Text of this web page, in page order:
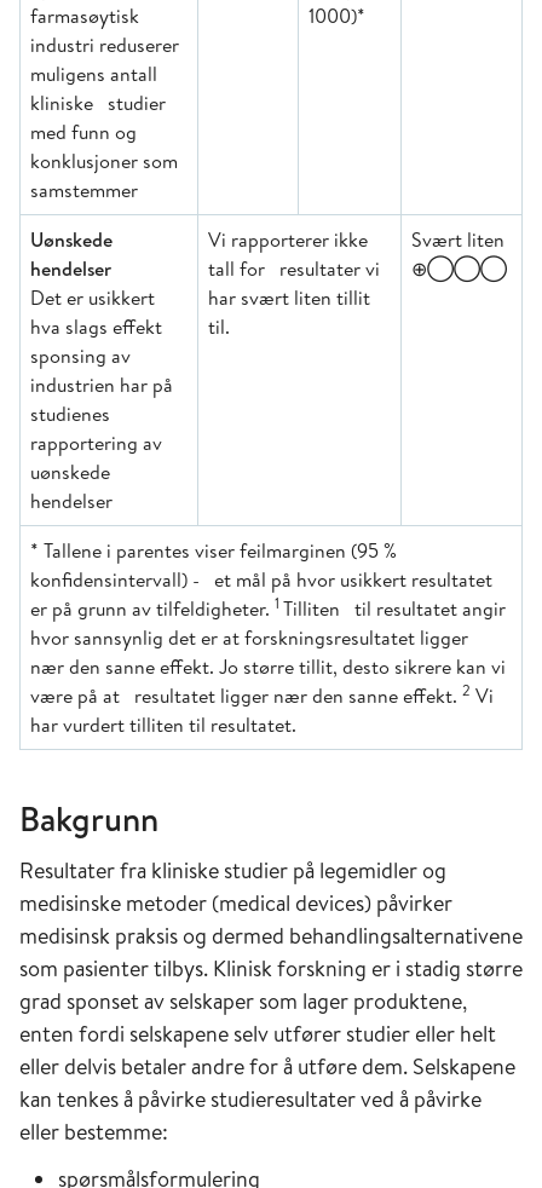
farmasøytisk
industri reduserer
muligens antall
kliniske studier
med funn og
konklusjoner som
samstemmer
1000)*
Uønskede
hendelser
Det er usikkert
hva slags effekt
sponsing av
industrien har på
studienes
rapportering av
uønskede
hendelser
Vi rapporterer ikke
tall for resultater vi
har svært liten tillit
til.
Svært liten
⊕◯◯◯
* Tallene i parentes viser feilmarginen (95 %
konfidensintervall) - et mål på hvor usikkert resultatet
er på grunn av tilfeldigheter. 1 Tilliten til resultatet angir
hvor sannsynlig det er at forskningsresultatet ligger
nær den sanne effekt. Jo større tillit, desto sikrere kan vi
være på at resultatet ligger nær den sanne effekt. 2 Vi
har vurdert tilliten til resultatet.
Bakgrunn
Resultater fra kliniske studier på legemidler og
medisinske metoder (medical devices) påvirker
medisinsk praksis og dermed behandlingsalternativene
som pasienter tilbys. Klinisk forskning er i stadig større
grad sponset av selskaper som lager produktene,
enten fordi selskapene selv utfører studier eller helt
eller delvis betaler andre for å utføre dem. Selskapene
kan tenkes å påvirke studieresultater ved å påvirke
eller bestemme:
spørsmålsformulering